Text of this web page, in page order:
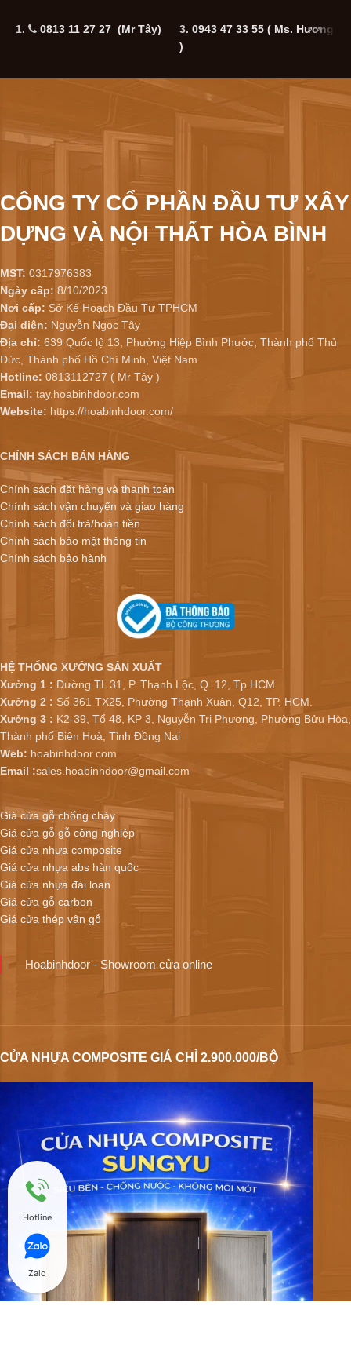
1. 0813 11 27 27 (Mr Tây) 3. 0943 47 33 55 ( Ms. Hương
)
CÔNG TY CỔ PHẦN ĐẦU TƯ XÂY
DỰNG VÀ NỘI THẤT HÒA BÌNH
MST: 0317976383
Ngày cấp: 8/10/2023
Nơi cấp: Sở Kế Hoạch Đầu Tư TPHCM
Đại diện: Nguyễn Ngọc Tây
Địa chỉ: 639 Quốc lộ 13, Phường Hiệp Bình Phước, Thành phố Thủ
Đức, Thành phố Hồ Chí Minh, Việt Nam
Hotline: 0813112727 ( Mr Tây )
Email: tay.hoabinhdoor.com
Website: https://hoabinhdoor.com/
CHÍNH SÁCH BÁN HÀNG
Chính sách đặt hàng và thanh toán
Chính sách vận chuyển và giao hàng
Chính sách đổi trả/hoàn tiền
Chính sách bảo mật thông tin
Chính sách bảo hành
HỆ THỐNG XƯỞNG SẢN XUẤT
Xưởng 1 : Đường TL 31, P. Thạnh Lộc, Q. 12, Tp.HCM
Xưởng 2 : Số 361 TX25, Phường Thạnh Xuân, Q12, TP. HCM.
Xưởng 3 : K2-39, Tổ 48, KP 3, Nguyễn Tri Phương, Phường Bửu Hòa,
Thành phố Biên Hoà, Tỉnh Đồng Nai
Web: hoabinhdoor.com
Email :sales.hoabinhdoor@gmail.com
Giá cửa gỗ chống cháy
Giá cửa gỗ gỗ công nghiệp
Giá cửa nhựa composite
Giá cửa nhựa abs hàn quốc
Giá cửa nhựa đài loan
Giá cửa gỗ carbon
Giá cửa thép vân gỗ
Hoabinhdoor - Showroom cửa online
CỬA NHỰA COMPOSITE GIÁ CHỈ 2.900.000/BỘ
Hotline
Zalo